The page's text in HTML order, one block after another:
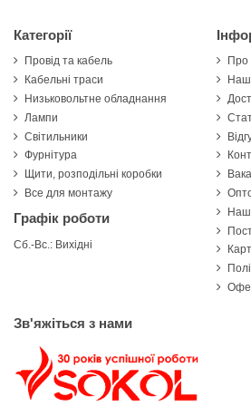
Категорії
Провід та кабель
Кабельні траси
Низьковольтне обладнання
Лампи
Світильники
Фурнітура
Щити, розподільні коробки
Все для монтажу
Графік роботи
Сб.-Вс.: Вихідні
Про
Зв'яжіться з нами